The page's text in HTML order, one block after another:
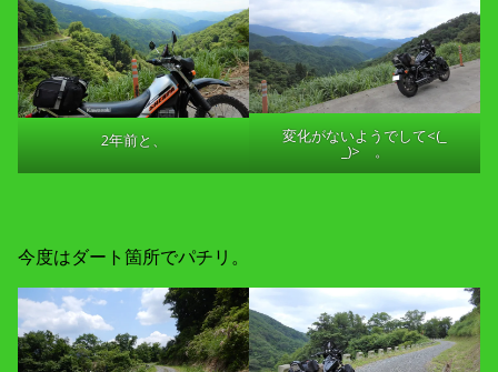
2年前と、 変化がないようでして<(_
_)> 。
今度はダート箇所でパチリ。